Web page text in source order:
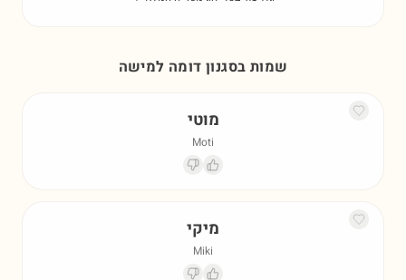
שמות בסגנון דומה למישה
מוטי
Moti
מיקי
Miki